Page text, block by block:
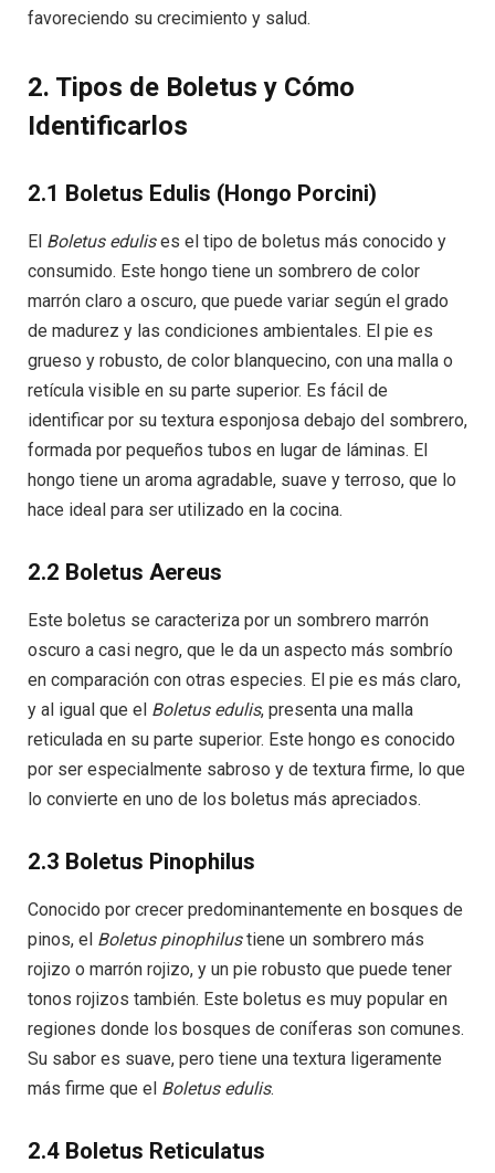
favoreciendo su crecimiento y salud.
2. Tipos de Boletus y Cómo
Identificarlos
2.1 Boletus Edulis (Hongo Porcini)
El Boletus edulises el tipo de boletus más conocido y
consumido. Este hongo tiene un sombrero de color
marrón claro a oscuro, que puede variar según el grado
de madurez y las condiciones ambientales. El pie es
grueso y robusto, de color blanquecino, con una malla o
retícula visible en su parte superior. Es fácil de
identificar por su textura esponjosa debajo del sombrero,
formada por pequeños tubos en lugar de láminas. El
hongo tiene un aroma agradable, suave y terroso, que lo
hace ideal para ser utilizado en la cocina.
2.2 Boletus Aereus
Este boletus se caracteriza por un sombrero marrón
oscuro a casi negro, que le da un aspecto más sombrío
en comparación con otras especies. El pie es más claro,
y al igual que el Boletus edulis, presenta una malla
reticulada en su parte superior. Este hongo es conocido
por ser especialmente sabroso y de textura firme, lo que
lo convierte en uno de los boletus más apreciados.
2.3 Boletus Pinophilus
Conocido por crecer predominantemente en bosques de
pinos, el Boletus pinophilustiene un sombrero más
rojizo o marrón rojizo, y un pie robusto que puede tener
tonos rojizos también. Este boletus es muy popular en
regiones donde los bosques de coníferas son comunes.
Su sabor es suave, pero tiene una textura ligeramente
más firme que el Boletus edulis.
2.4 Boletus Reticulatus